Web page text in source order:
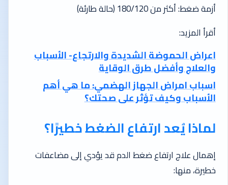
أزمة ضغط: أكثر من 180/120 (حالة طارئة)
أقرأ المزيد:
اعراض الحموضة الشديدة والارتجاع- الأسباب
والعلاج وأفضل طرق الوقاية
اسباب امراض الجهاز الهضمي: ما هي أهم
الأسباب وكيف تؤثر على صحتك؟
لماذا يُعد ارتفاع الضغط خطيرًا؟
إهمال علاج ارتفاع ضغط الدم قد يؤدي إلى مضاعفات
خطيرة، منها: